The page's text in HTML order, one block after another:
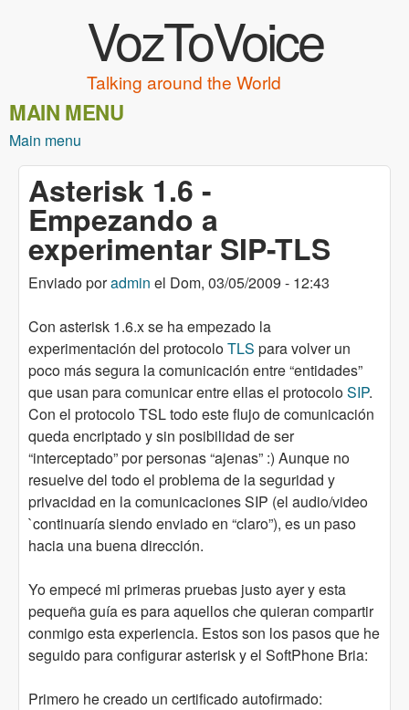
VozToVoice
Talking around the World
MAIN MENU
Main menu
Asterisk 1.6 -
Empezando a
experimentar SIP-TLS
Enviado poradmin el Dom, 03/05/2009 - 12:43
Con asterisk 1.6.x se ha empezado la
experimentación del protocoloTLS para volver un
poco más segura la comunicación entre “entidades”
que usan para comunicar entre ellas el protocoloSIP.
Con el protocolo TSL todo este flujo de comunicación
queda encriptado y sin posibilidad de ser
“interceptado” por personas “ajenas” :) Aunque no
resuelve del todo el problema de la seguridad y
privacidad en la comunicaciones SIP (el audio/video
`continuaría siendo enviado en “claro”), es un paso
hacia una buena dirección.
Yo empecé mi primeras pruebas justo ayer y esta
pequeña guía es para aquellos che quieran compartir
conmigo esta experiencia. Estos son los pasos que he
seguido para configurar asterisk y el SoftPhone Bria:
Primero he creado un certificado autofirmado: